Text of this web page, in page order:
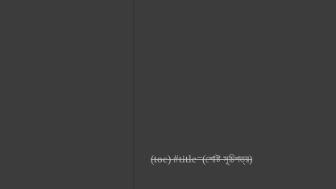
(toc) #title=(পোষ্ট সূচিপত্র)